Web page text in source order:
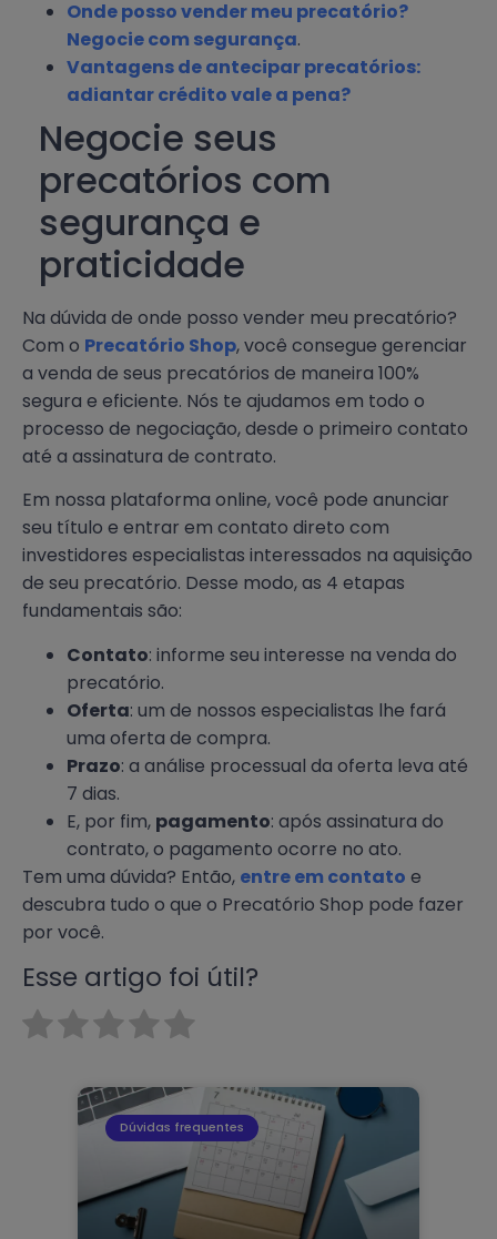
Onde posso vender meu precatório?
Negocie com segurança.
Vantagens de antecipar precatórios:
adiantar crédito vale a pena?
Negocie seus
precatórios com
segurança e
praticidade
Na dúvida de onde posso vender meu precatório?
Com o Precatório Shop, você consegue gerenciar
a venda de seus precatórios de maneira 100%
segura e eficiente. Nós te ajudamos em todo o
processo de negociação, desde o primeiro contato
até a assinatura de contrato.
Em nossa plataforma online, você pode anunciar
seu título e entrar em contato direto com
investidores especialistas interessados na aquisição
de seu precatório. Desse modo, as 4 etapas
fundamentais são:
Contato: informe seu interesse na venda do
precatório.
Oferta: um de nossos especialistas lhe fará
uma oferta de compra.
Prazo: a análise processual da oferta leva até
7 dias.
E, por fim, pagamento: após assinatura do
contrato, o pagamento ocorre no ato.
Tem uma dúvida? Então, entre em contato e
descubra tudo o que o Precatório Shop pode fazer
por você.
Esse artigo foi útil?
Dúvidas frequentes